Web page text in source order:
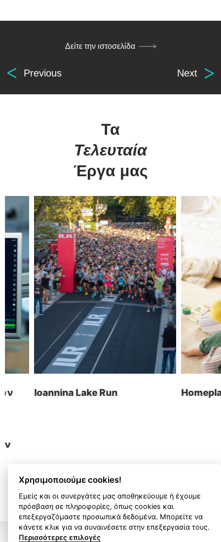
Δείτε την ιστοσελίδα
Previous Next
Τα
Τελευταία
Έργα μας
Ioannina Lake Run Homeplay
ΟΛΑ ΤΑ ΕΡΓΑ
solutions
for everyone.
βρείτε μας
Αρχ. Μακαρίου 14
45221, Ιωάννινα, Ελλάδα
τ: +30 26510 24308
e: info@wapp.gr
οι υπηρεσίες μας
Κατασκευή Ιστοσελίδων
Λογισμικό ERP
Ηλεκτρονικά Καταστήματα
Digital Marketing
Graphic Design
Web Εφαρμογές
Ξενοδοχεία
Ηλεκτρονική Τιμολόγηση
Χρησιμοποιούμε cookies!
Εμείς και οι συνεργάτες μας αποθηκεύουμε ή έχουμε
πρόσβαση σε πληροφορίες, όπως cookies και
επεξεργαζόμαστε προσωπικά δεδομένα. Μπορείτε να
κάνετε κλικ για να συναινέσετε στην επεξεργασία τους.
Περισσότερες επιλογές